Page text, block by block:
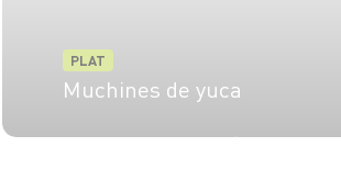
PLAT
Muchines de yuca